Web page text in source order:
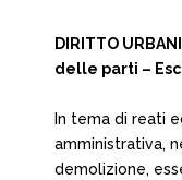
DIRITTO
delle parti –
In tema di reati
amministrativa,
demolizione,